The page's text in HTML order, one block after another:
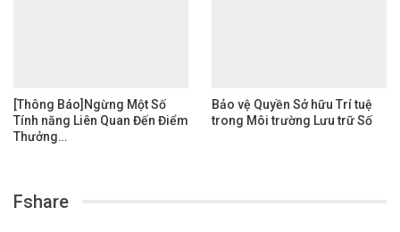
[Thông Báo]Ngừng Một Số
Tính năng Liên Quan Đến Điểm
Thưởng…
Bảo vệ Quyền Sở hữu Trí tuệ
trong Môi trường Lưu trữ Số
Fshare